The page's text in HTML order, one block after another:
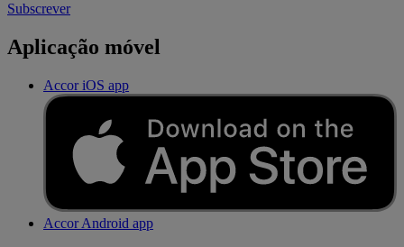
Subscrever
Aplicação móvel
Accor iOS app
Accor Android app